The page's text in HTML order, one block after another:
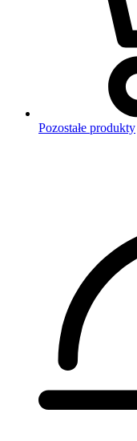
Pozostałe produkty